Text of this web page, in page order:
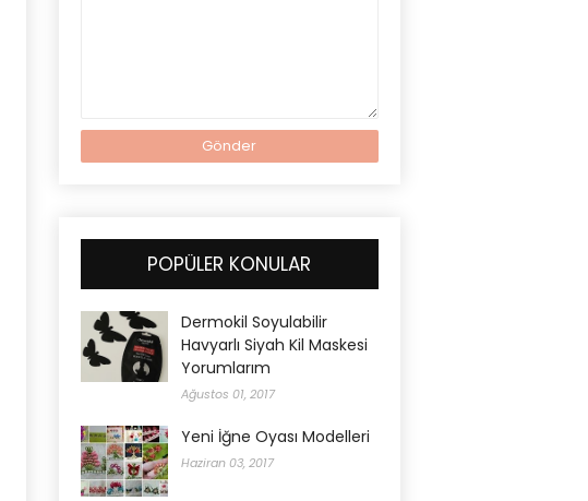
POPÜLER KONULAR
Dermokil Soyulabilir
Havyarlı Siyah Kil Maskesi
Yorumlarım
Ağustos 01, 2017
Yeni İğne Oyası Modelleri
Haziran 03, 2017